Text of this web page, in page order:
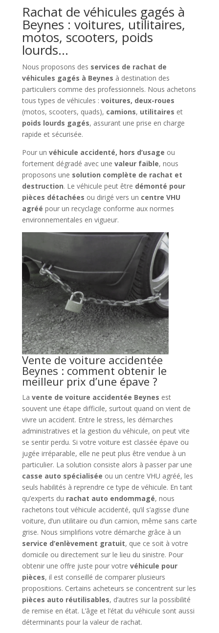
Rachat de véhicules gagés à
Beynes : voitures, utilitaires,
motos, scooters, poids
lourds…
Nous proposons des services de rachat de
véhicules gagés à Beynes à destination des
particuliers comme des professionnels. Nous achetons
tous types de véhicules : voitures, deux-roues
(motos, scooters, quads), camions, utilitaires et
poids lourds gagés, assurant une prise en charge
rapide et sécurisée.
Pour un véhicule accidenté, hors d’usage ou
fortement dégradé avec une valeur faible, nous
proposons une solution complète de rachat et
destruction. Le véhicule peut être démonté pour
pièces détachées ou dirigé vers un centre VHU
agréé pour un recyclage conforme aux normes
environnementales en vigueur.
Vente de voiture accidentée
Beynes : comment obtenir le
meilleur prix d’une épave ?
La vente de voiture accidentée Beynes est
souvent une étape difficile, surtout quand on vient de
vivre un accident. Entre le stress, les démarches
administratives et la gestion du véhicule, on peut vite
se sentir perdu. Si votre voiture est classée épave ou
jugée irréparable, elle ne peut plus être vendue à un
particulier. La solution consiste alors à passer par une
casse auto spécialisée ou un centre VHU agréé, les
seuls habilités à reprendre ce type de véhicule. En tant
qu’experts du rachat auto endommagé, nous
rachetons tout véhicule accidenté, qu’il s’agisse d’une
voiture, d’un utilitaire ou d’un camion, même sans carte
grise. Nous simplifions votre démarche grâce à un
service d’enlèvement gratuit, que ce soit à votre
domicile ou directement sur le lieu du sinistre. Pour
obtenir une offre juste pour votre véhicule pour
pièces, il est conseillé de comparer plusieurs
propositions. Certains acheteurs se concentrent sur les
pièces auto réutilisables, d’autres sur la possibilité
de remise en état. L’âge et l’état du véhicule sont aussi
déterminants pour la valeur de rachat.